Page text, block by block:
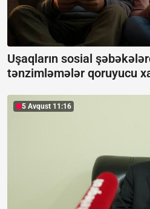
Uşaqların sosial
tənzimləmələr qoruyucu
5 Avqust 11:16